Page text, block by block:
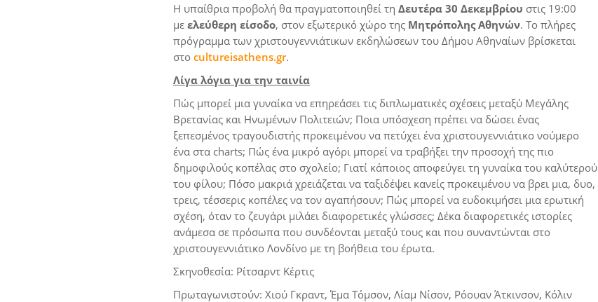
Η υπαίθρια προβολή θα πραγματοποιηθεί τη Δευτέρα 30 Δεκεμβρίου στις 19:00
με ελεύθερη είσοδο, στον εξωτερικό χώρο της Μητρόπολης Αθηνών. To πλήρες
πρόγραμμα των χριστουγεννιάτικων εκδηλώσεων του Δήμου Αθηναίων βρίσκεται
στο cultureisathens.gr.
Λίγα λόγια για την ταινία
Πώς μπορεί μια γυναίκα να επηρεάσει τις διπλωματικές σχέσεις μεταξύ Μεγάλης
Βρετανίας και Ηνωμένων Πολιτειών; Ποια υπόσχεση πρέπει να δώσει ένας
ξεπεσμένος τραγουδιστής προκειμένου να πετύχει ένα χριστουγεννιάτικο νούμερο
ένα στα charts; Πώς ένα μικρό αγόρι μπορεί να τραβήξει την προσοχή της πιο
δημοφιλούς κοπέλας στο σχολείο; Γιατί κάποιος αποφεύγει τη γυναίκα του καλύτερού
του φίλου; Πόσο μακριά χρειάζεται να ταξιδέψει κανείς προκειμένου να βρει μια, δυο,
τρεις, τέσσερις κοπέλες να τον αγαπήσουν; Πώς μπορεί να ευδοκιμήσει μια ερωτική
σχέση, όταν το ζευγάρι μιλάει διαφορετικές γλώσσες; Δέκα διαφορετικές ιστορίες
ανάμεσα σε πρόσωπα που συνδέονται μεταξύ τους και που συναντώνται στο
χριστουγεννιάτικο Λονδίνο με τη βοήθεια του έρωτα.
Σκηνοθεσία: Ρίτσαρντ Κέρτις
Πρωταγωνιστούν: Χιού Γκραντ, Έμα Τόμσον, Λίαμ Νίσον, Ρόουαν Άτκινσον, Κόλιν